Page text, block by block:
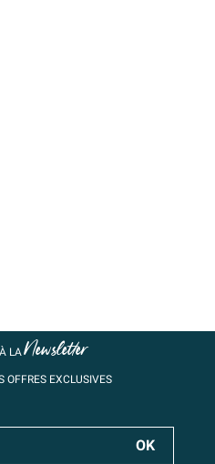
À LANewsletter
OFFRES EXCLUSIVES